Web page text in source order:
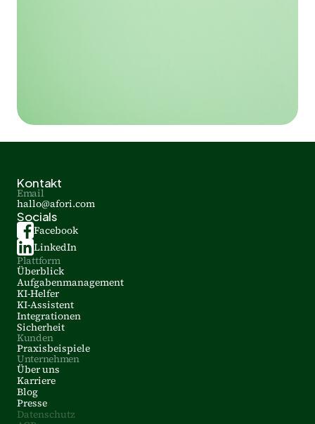
Kontakt
Email
hallo@afori.com
Socials
Facebook
LinkedIn
Plattform
Überblick
Aufgabenmanagement
KI-Helfer
KI-Assistent
Integrationen
Sicherheit
Kunden
Praxisbeispiele
Unternehmen
Über uns
Karriere
Blog
Presse
Datenschutz